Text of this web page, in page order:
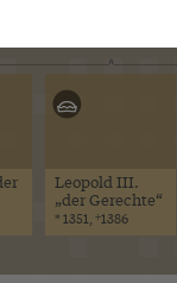
Leopold III.
„der Gerechte“
* 1351, †1386